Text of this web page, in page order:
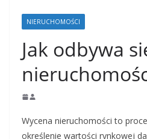
NIERUCHOMOŚCI
Jak odbywa
Wycena nieruchomości to
określenie wartości rynkowej